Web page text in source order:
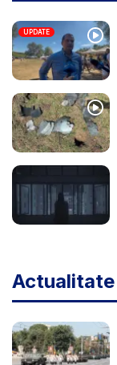
UPDATE
Actualitate